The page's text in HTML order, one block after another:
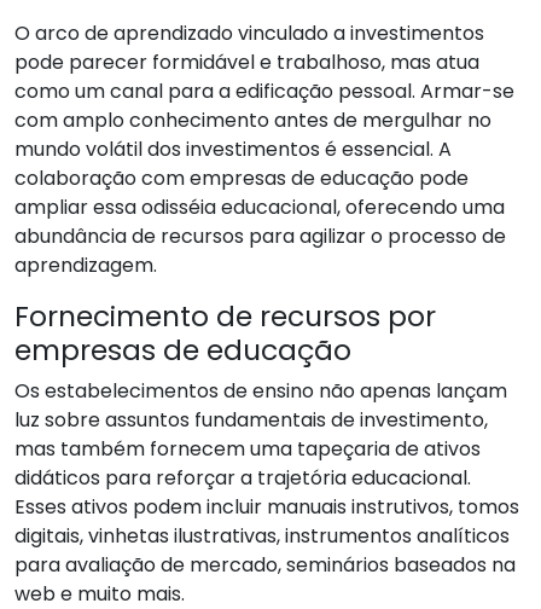
O arco de aprendizado vinculado a investimentos
pode parecer formidável e trabalhoso, mas atua
como um canal para a edificação pessoal. Armar-se
com amplo conhecimento antes de mergulhar no
mundo volátil dos investimentos é essencial. A
colaboração com empresas de educação pode
ampliar essa odisséia educacional, oferecendo uma
abundância de recursos para agilizar o processo de
aprendizagem.
Fornecimento de recursos por
empresas de educação
Os estabelecimentos de ensino não apenas lançam
luz sobre assuntos fundamentais de investimento,
mas também fornecem uma tapeçaria de ativos
didáticos para reforçar a trajetória educacional.
Esses ativos podem incluir manuais instrutivos, tomos
digitais, vinhetas ilustrativas, instrumentos analíticos
para avaliação de mercado, seminários baseados na
web e muito mais.